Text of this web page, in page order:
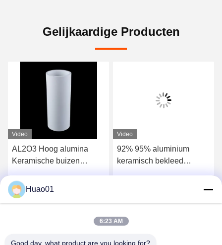
Gelijkaardige Producten
Video
AL2O3 Hoog alumina
Keramische buizen
Video
92% 95% aluminium
keramisch bekleed
Huao01
6:23 AM
Good day, what product are you looking for?